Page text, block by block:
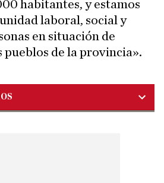
habitantes, y estamos
laboral, social y
en situación de
pueblos de la provincia».